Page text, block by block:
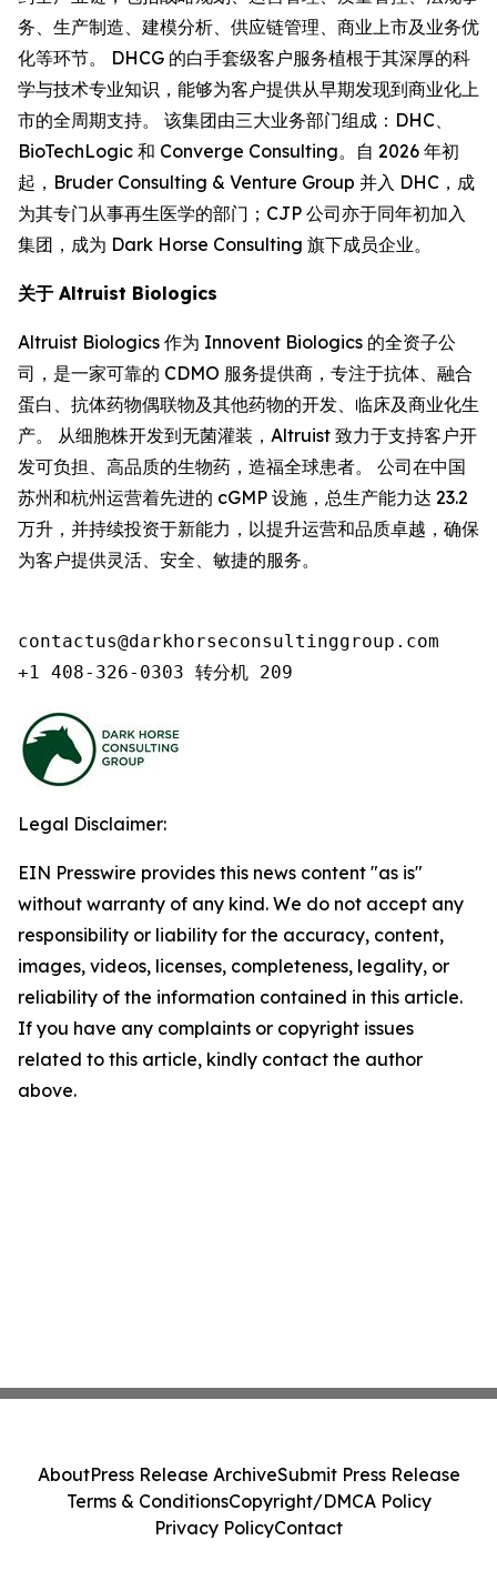
务、生产制造、建模分析、供应链管理、商业上市及业务优
化等环节。 DHCG 的白手套级客户服务植根于其深厚的科
学与技术专业知识，能够为客户提供从早期发现到商业化上
市的全周期支持。 该集团由三大业务部门组成：DHC、
BioTechLogic 和 Converge Consulting。自 2026 年初
起，Bruder Consulting & Venture Group 并入 DHC，成
为其专门从事再生医学的部门；CJP 公司亦于同年初加入
集团，成为 Dark Horse Consulting 旗下成员企业。
关于 Altruist Biologics
Altruist Biologics 作为 Innovent Biologics 的全资子公
司，是一家可靠的 CDMO 服务提供商，专注于抗体、融合
蛋白、抗体药物偶联物及其他药物的开发、临床及商业化生
产。 从细胞株开发到无菌灌装，Altruist 致力于支持客户开
发可负担、高品质的生物药，造福全球患者。 公司在中国
苏州和杭州运营着先进的 cGMP 设施，总生产能力达 23.2
万升，并持续投资于新能力，以提升运营和品质卓越，确保
为客户提供灵活、安全、敏捷的服务。
contactus@darkhorseconsultinggroup.com
+1 408-326-0303 转分机 209
Legal Disclaimer:
EIN Presswire provides this news content "as is"
without warranty of any kind. We do not accept any
responsibility or liability for the accuracy, content,
images, videos, licenses, completeness, legality, or
reliability of the information contained in this article.
If you have any complaints or copyright issues
related to this article, kindly contact the author
above.
AboutPress Release ArchiveSubmit Press Release
Terms & ConditionsCopyright/DMCA Policy
Privacy PolicyContact